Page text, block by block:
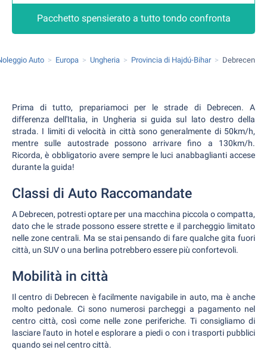
Pacchetto spensierato a tutto tondo confronta
Auto Europa Ungheria Provincia di Hajdú-Bihar Debrecen
Prima di tutto, prepariamoci per le strade di Debrecen. A
differenza dell'Italia, in Ungheria si guida sul lato destro della
strada. I limiti di velocità in città sono generalmente di 50km/h,
mentre sulle autostrade possono arrivare fino a 130km/h.
Ricorda, è obbligatorio avere sempre le luci anabbaglianti accese
durante la guida!
Classi di Auto Raccomandate
A Debrecen, potresti optare per una macchina piccola o compatta,
dato che le strade possono essere strette e il parcheggio limitato
nelle zone centrali. Ma se stai pensando di fare qualche gita fuori
città, un SUV o una berlina potrebbero essere più confortevoli.
Mobilità in città
Il centro di Debrecen è facilmente navigabile in auto, ma è anche
molto pedonale. Ci sono numerosi parcheggi a pagamento nel
centro città, così come nelle zone periferiche. Ti consigliamo di
lasciare l'auto in hotel e esplorare a piedi o con i trasporti pubblici
quando sei nel centro città.